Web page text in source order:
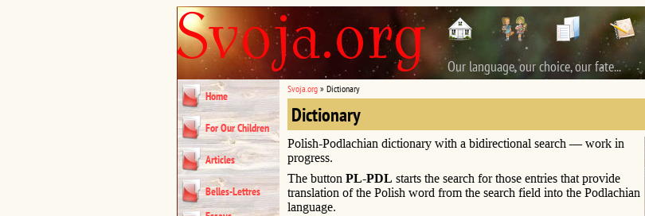
Our language, our choice, our fate...
Home
For Our Children
Articles
Belles-Lettres
Svoja.org » Dictionary
Dictionary
Polish-Podlachian dictionary with a bidirectional search — work in
progress.
The button PL-PDL starts the search for those entries that provide
translation of the Polish word from the search field into the Podlachian
language.